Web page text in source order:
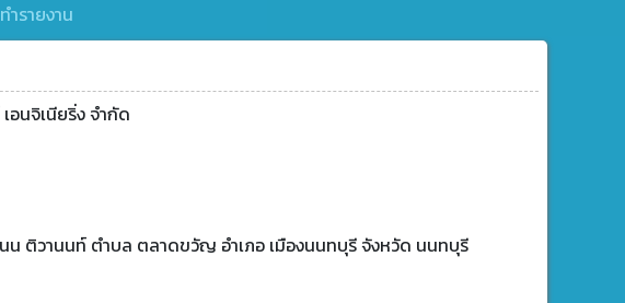
รายงาน
อนจิเนียริ่ง จำกัด
น ติวานนท์ ตำบล ตลาดขวัญ อำเภอ เมืองนนทบุรี จังหวัด นนทบุรี